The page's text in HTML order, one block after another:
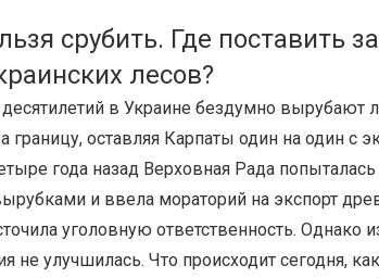
срубить. Где поставить
лесов?
в Украине бездумно вырубают
границу, оставляя Карпаты один на один с
года назад Верховная Рада
и ввела мораторий на экспорт
уголовную ответственность. Однако
не улучшилась. Что происходит сегодня,